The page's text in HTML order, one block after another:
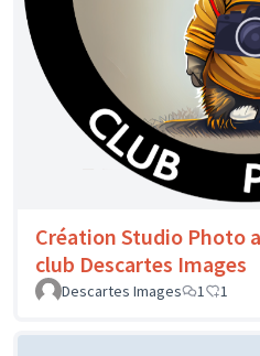
Création Studio Photo
club Descartes Images
Descartes Images
1 1